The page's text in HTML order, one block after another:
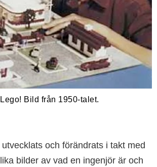
Bild från 1950-talet.
och förändrats i takt med
bilder av vad en ingenjör är och